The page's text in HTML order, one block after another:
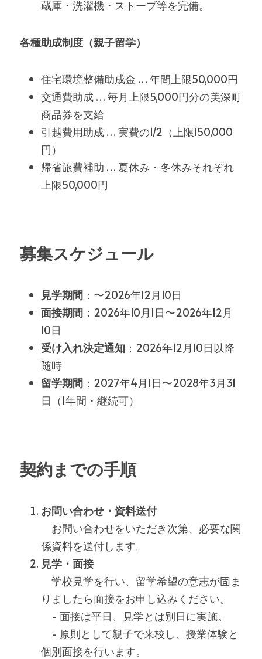
蔵庫・洗濯機・ストーブ等を完備。
各種助成制度（親子留学）
住宅環境整備助成金 … 年間上限50,000円
交通費助成 … 毎月上限5,000円分の美深町
商品券を支給
引越費用助成 … 実費の1/2（上限150,000
円）
帰省旅費補助 … 夏休み・冬休みそれぞれ
上限50,000円
募集スケジュール
見学期間 ：〜2026年12月10日
面接期間 ：2026年10月1日〜2026年12月
10日
受け入れ決定通知 ：2026年12月10日以降
随時
留学期間 ：2027年4月1日〜2028年3月31
日（1年間・継続可）
契約までの手順
お問い合わせ・資料送付
お問い合わせをいただき次第、必要な関
係資料を送付します。
見学・面接
学校見学を行い、留学希望の意志が固ま
りましたら面接をお申し込みください。
- 面接は平日、見学とは別日に実施。
- 原則として親子で来校し、授業体験と
個別面接を行います。